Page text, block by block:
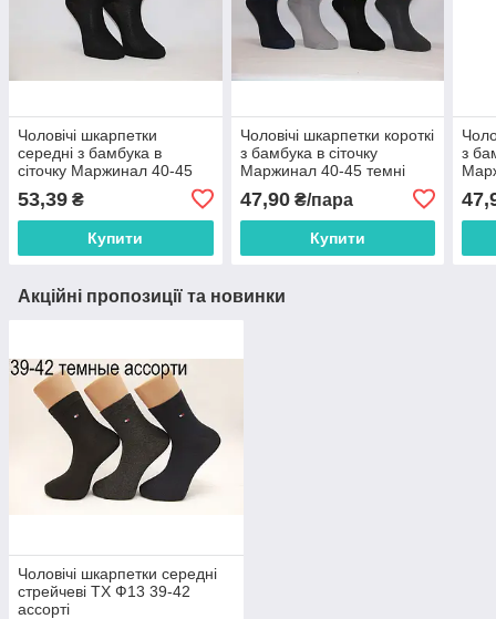
Чоловічі шкарпетки
середні з бамбука в
сіточку Маржинал 40-45
53,39 ₴
Купити
Чоловічі шкарпетки короткі
з бамбука в сіточку
Маржинал 40-45 темні
47,90₴/пара
Купити
з
Акційні пропозиції та новинки
Чоловічі шкарпетки середні
стрейчеві ТХ Ф13 39-42
ассорті